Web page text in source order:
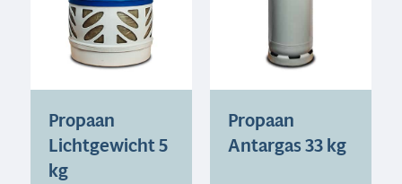
Propaan
Lichtgewicht 5
kg
Propaan
Antargas 33 kg